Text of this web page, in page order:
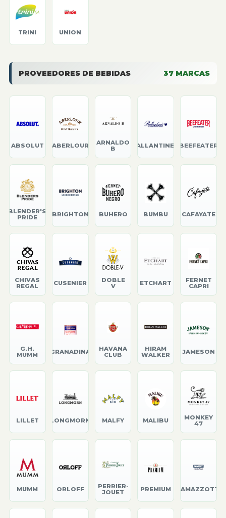
TRINI UNION
PROVEEDORES DE BEBIDAS 37 MARCAS
ABSOLUT ABERLOUR
ARNALDO
B
BALLANTINE'S BEEFEATER
BLENDER'S
PRIDE
BRIGHTON BUHERO BUMBU CAFAYATE
CHIVAS
REGAL
CUSENIER
DOBLE
V
ETCHART
FERNET
CAPRI
G.H.
MUMM
GRANADINA
HAVANA
CLUB
HIRAM
WALKER
JAMESON
LILLET LONGMORN MALFY MALIBU
MONKEY
47
MUMM ORLOFF
PERRIER-
JOUET
PREMIUM RAMAZZOTTI